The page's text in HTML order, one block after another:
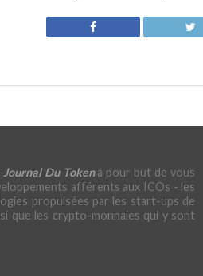
Journal Du Tokena pour but de vous
afférents aux ICOs - les
propulsées par les start-ups de
que les crypto-monnaies qui y sont